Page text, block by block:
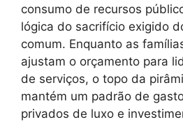
consumo de recursos
lógica do sacrifício exigido
comum. Enquanto as
ajustam o orçamento para
de serviços, o topo da
mantém um padrão de
privados de luxo e